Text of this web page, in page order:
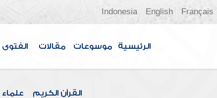
Français
English
Indonesia
الرئيسية موسوعات مقالات الفتوى
القرآن الكريم علماء